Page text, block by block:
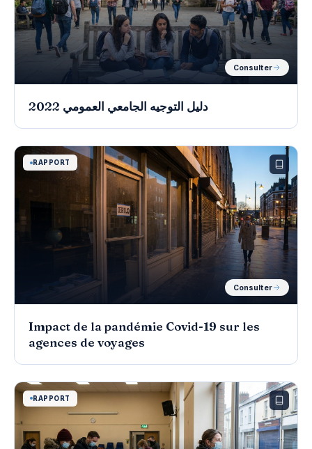
Consulter
دليل التوجيه الجامعي العمومي 2022
RAPPORT
Consulter
Impact de la pandémie Covid-19 sur les
agences de voyages
RAPPORT